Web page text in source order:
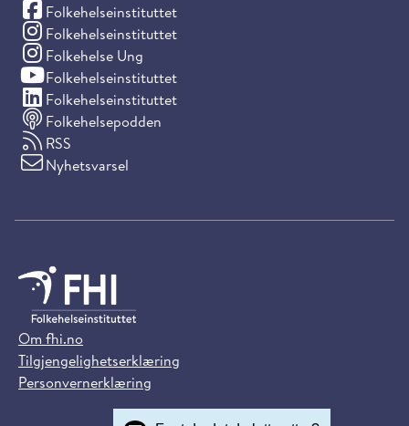
Folkehelseinstituttet
(Facebook)
Folkehelseinstituttet
(Instagram)
Folkehelse Ung
(Instagram)
Folkehelseinstituttet
(YouTube)
Folkehelseinstituttet
(LinkedIn)
Folkehelsepodden
RSS
Nyhetsvarsel
Om fhi.no
Tilgjengelighetserklæring
Personvernerklæring